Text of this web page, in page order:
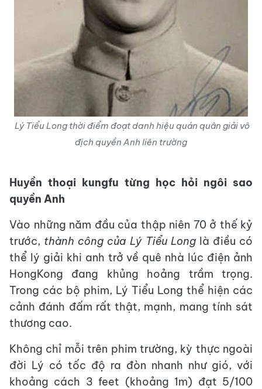
Lý Tiểu Long thời điểm đoạt danh hiệu quán quân giải vô
địch quyền Anh liên trường
Huyền thoại kungfu từng học hỏi ngôi sao
quyền Anh
Vào những năm đầu của thập niên 70 ở thế kỷ
trước, thành công của Lý Tiểu Longlà điều có
thể lý giải khi anh trở về quê nhà lúc điện ảnh
HongKong đang khủng hoảng trầm trọng.
Trong các bộ phim, Lý Tiểu Long thể hiện các
cảnh đánh đấm rất thật, mạnh, mang tính sát
thương cao.
Không chỉ mỗi trên phim trường, kỳ thực ngoài
đời Lý có tốc độ ra đòn nhanh như gió, với
khoảng cách 3 feet (khoảng 1m) đạt 5/100